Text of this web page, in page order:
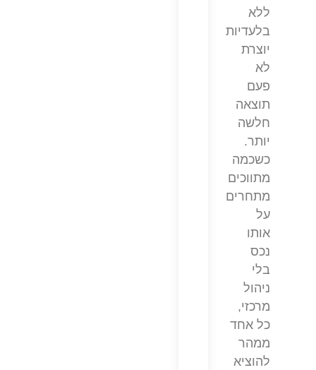
ללא
בלעדיות
יוצרת
לא
פעם
תוצאה
חלשה
יותר.
כשכמה
מתווכים
מתחרים
על
אותו
נכס
בלי
ניהול
מרכזי,
כל אחד
ממהר
להוציא